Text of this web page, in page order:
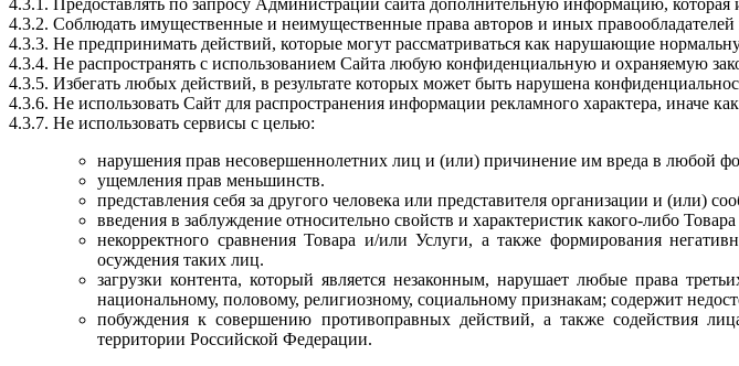
4.3.1. Предоставлять по запросу Администрации сайта дополнительную информацию,
4.3.2. Соблюдать имущественные и неимущественные права авторов и иных
4.3.3. Не предпринимать действий, которые могут рассматриваться как нарушающие
4.3.4. Не распространять с использованием Сайта любую конфиденциальную и охраняемую
4.3.5. Избегать любых действий, в результате которых может быть нарушена
4.3.6. Не использовать Сайт для распространения информации рекламного характера, иначе
4.3.7. Не использовать сервисы с целью:
нарушения прав несовершеннолетних лиц и (или) причинение им вреда в любой
ущемления прав меньшинств.
представления себя за другого человека или представителя организации и (или)
введения в заблуждение относительно свойств и характеристик какого-либо
некорректного сравнения Товара и/или Услуги, а также формирования
осуждения таких лиц.
загрузки контента, который является незаконным, нарушает любые права
национальному, половому, религиозному, социальному признакам; содержит
побуждения к совершению противоправных действий, а также содействия
территории Российской Федерации.